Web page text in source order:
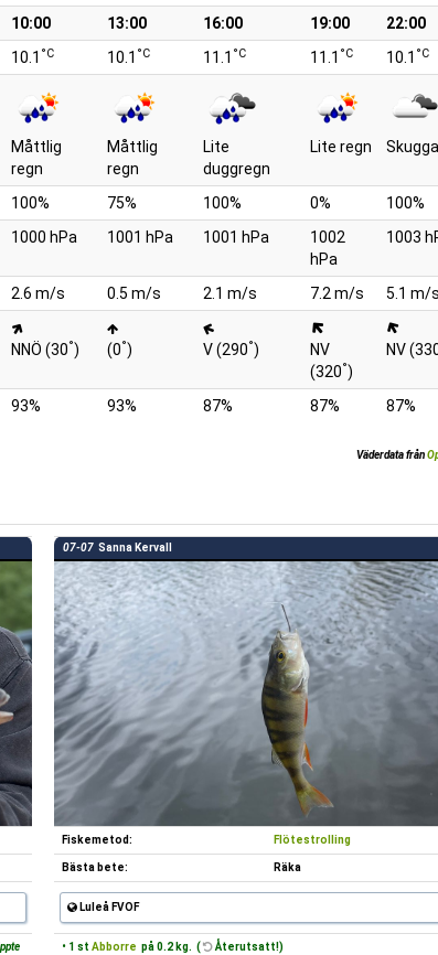
10:00 13:00 16:00 19:00
22:00
10.1 °C 10.1 °C 11.1 °C 11.1 °C 10.1 °C
Måttlig
regn
Måttlig
regn
Lite
duggregn
Lite regn
100% 75% 100% 0%
100%
1000 hPa 1001 hPa 1001 hPa
1002
hPa
1003
2.6 m/s 0.5 m/s 2.1 m/s 7.2 m/s
5.1 m/s
NNÖ (30°) (0°) V (290°)
NV
(320°)
NV
93% 93% 87% 87% 87%
Väderdata från
07-07 Sanna Kervall
Fiskemetod: Flötestrolling
Bästa bete: Räka
Luleå FVOF
• 1 st Abborre på 0.2 kg. ( Återutsatt!)